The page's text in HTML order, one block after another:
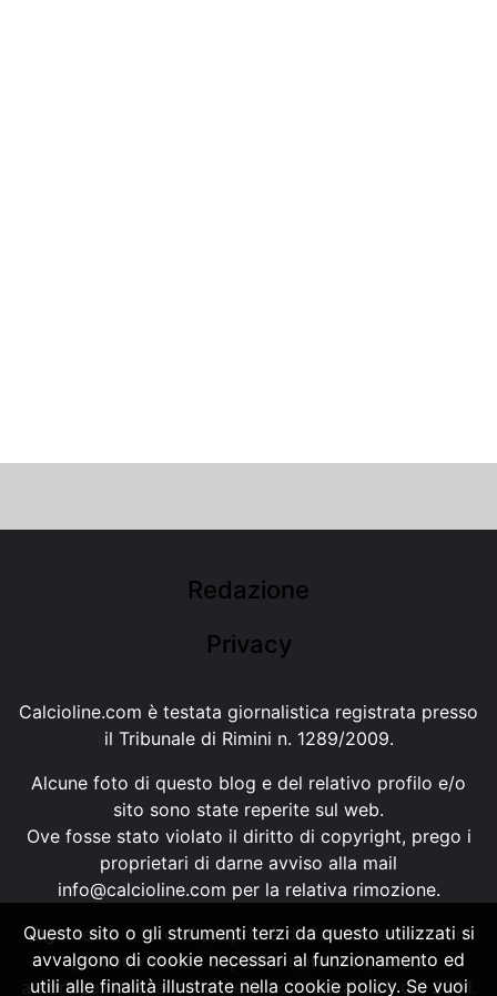
Redazione
Privacy
Calcioline.com è testata giornalistica registrata presso
il Tribunale di Rimini n. 1289/2009.
Alcune foto di questo blog e del relativo profilo e/o
sito sono state reperite sul web.
Ove fosse stato violato il diritto di copyright, prego i
proprietari di darne avviso alla mail
info@calcioline.com per la relativa rimozione.
Ogni testo e foto di proprietà di Calcioline.com non
possono essere copiati o riprodotti, senza
autorizzazione, ai sensi della normativa n.29 del 2001.
Questo sito o gli strumenti terzi da questo utilizzati si
avvalgono di cookie necessari al funzionamento ed
utili alle finalità illustrate nella cookie policy. Se vuoi